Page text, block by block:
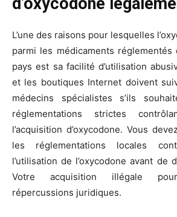
L’une des raisons pour lesquelles
parmi les médicaments réglementés
pays est sa facilité d’utilisation
et les boutiques Internet doivent
médecins spécialistes s’ils
réglementations strictes
l’acquisition d’oxycodone. Vous
les réglementations locales
l’utilisation de l’oxycodone avant de
Votre acquisition illégale
répercussions juridiques.